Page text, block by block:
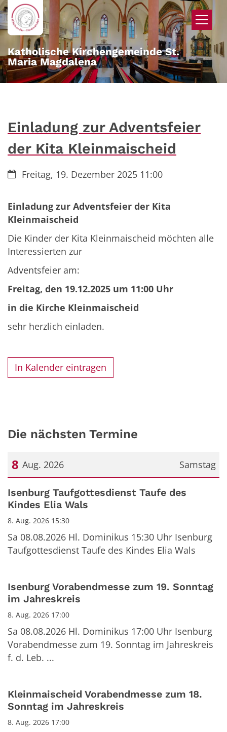
Zum Inhalt springen
Katholische Kirchengemeinde St.
Maria Magdalena
Einladung zur Adventsfeier
der Kita Kleinmaischeid
Datum:Freitag, 19. Dezember 2025 11:00
Einladung zur Adventsfeier der Kita
Kleinmaischeid
Die Kinder der Kita Kleinmaischeid möchten alle
Interessierten zur
Adventsfeier am:
Freitag, den 19.12.2025 um 11:00 Uhr
in die Kirche Kleinmaischeid
sehr herzlich einladen.
In Kalender eintragen
Die nächsten Termine
Samstag
8 Aug. 2026
Datum: 8. August 2026
Isenburg Taufgottesdienst Taufe des
Kindes Elia Wals
8. Aug. 2026 15:30
Sa 08.08.2026 Hl. Dominikus 15:30 Uhr Isenburg
Taufgottesdienst Taufe des Kindes Elia Wals
Isenburg Vorabendmesse zum 19. Sonntag
im Jahreskreis
8. Aug. 2026 17:00
Sa 08.08.2026 Hl. Dominikus 17:00 Uhr Isenburg
Vorabendmesse zum 19. Sonntag im Jahreskreis
f. d. Leb. ...
Kleinmaischeid Vorabendmesse zum 18.
Sonntag im Jahreskreis
8. Aug. 2026 17:00